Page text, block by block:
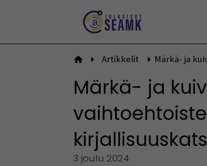
Etusivulle
Artikkelit Märkä- ja
Märkä- ja
3 joulu 2024